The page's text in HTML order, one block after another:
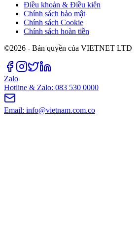
Điều khoản & Điều kiện
Chính sách bảo mật
Chính sách Cookie
Chính sách hoàn tiền
©2026 - Bản quyền của VIETNET LTD
Zalo
Hotline & Zalo: 083 530 0000
Email: info@vietnam.com.co